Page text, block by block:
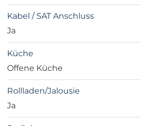
Kabel / SAT Anschluss
Ja
Küche
Offene Küche
Rollladen/Jalousie
Ja